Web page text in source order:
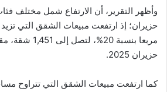
وأظهر التقرير، أن الارتفاع شمل مختلف
حزيران 2025.